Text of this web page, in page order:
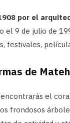
por el
el 9 de julio de
festivales,
de
el
frondosos